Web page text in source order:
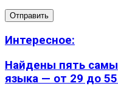
Интересное:
Найдены пять
языка — от 29 до